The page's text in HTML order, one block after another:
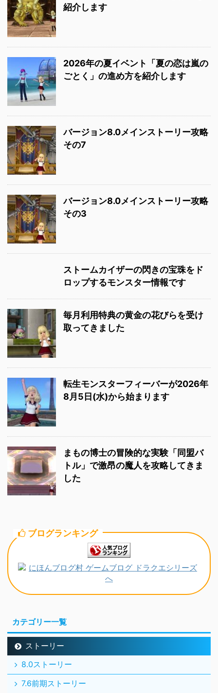
紹介します
2026年の夏イベント「夏の恋は嵐の
ごとく」の進め方を紹介します
バージョン8.0メインストーリー攻略
その7
バージョン8.0メインストーリー攻略
その3
ストームカイザーの閃きの宝珠をド
ロップするモンスター情報です
毎月利用特典の黄金の花びらを受け
取ってきました
転生モンスターフィーバーが2026年
8月5日(水)から始まります
まもの博士の冒険的な実験「同盟バ
トル」で激昂の魔人を攻略してきま
した
ブログランキング
カテゴリー一覧
ストーリー
8.0ストーリー
7.6前期ストーリー